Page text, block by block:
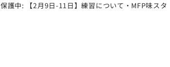
保護中: 【2月9日-11日】練習について・MFP味スタ